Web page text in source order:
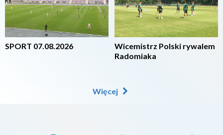
SPORT 07.08.2026
Wicemistrz Polski rywalem
Radomiaka
Więcej